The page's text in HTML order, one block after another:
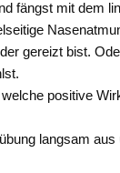
fängst mit dem
gereizt bist.
positive
langsam